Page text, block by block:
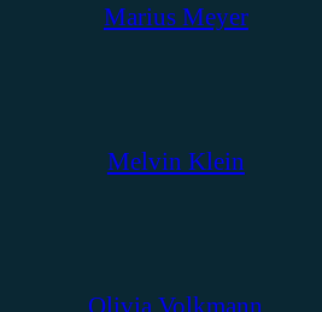
Marius Meyer
Melvin Klein
Olivia Volkmann